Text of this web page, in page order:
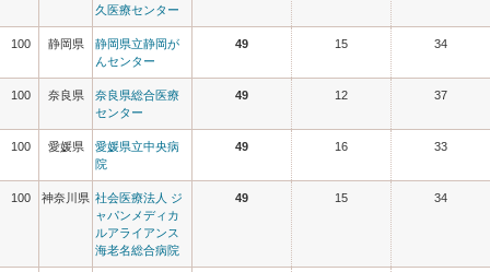
久医療センター
100 静岡県
静岡県立静岡が
んセンター
49 15 34
100 奈良県
奈良県総合医療
センター
49 12 37
100 愛媛県
愛媛県立中央病
院
49 16 33
100 神奈川県 社会医療法人 ジ
ャパンメディカ
ルアライアンス
海老名総合病院
49 15 34